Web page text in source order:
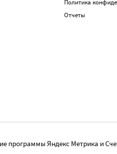
Политика
Отчеты
программы Яндекс Метрика и